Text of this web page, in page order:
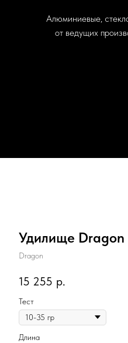
Алюминиевые,
от ведущих
Удилище Dragon
Dragon
15 255 р.
Тест
Длина